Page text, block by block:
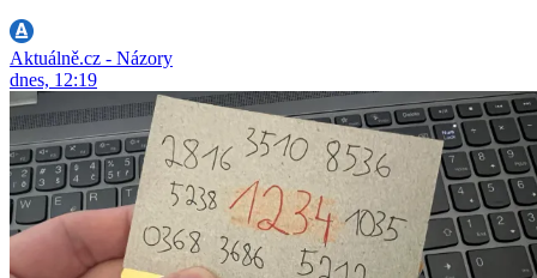
Aktuálně.cz - Názory
dnes, 12:19